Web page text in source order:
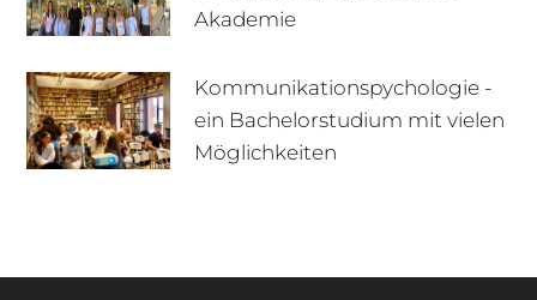
+49 170 222 77 66 Infotage
Akademie
Kommunikationspychologie -
ein Bachelorstudium mit vielen
Möglichkeiten